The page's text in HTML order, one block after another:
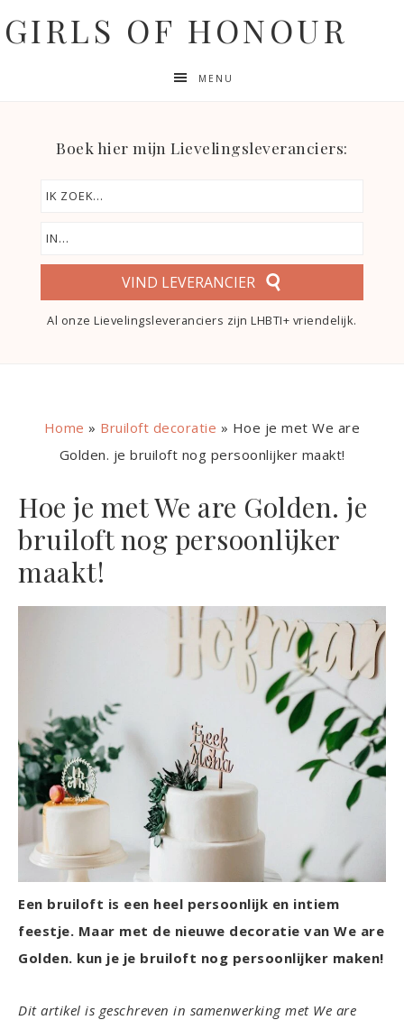
GIRLS OF HONOUR
MENU
Boek hier mijn Lievelingsleveranciers:
VIND LEVERANCIER
Al onze Lievelingsleveranciers zijn LHBTI+ vriendelijk.
Home » Bruiloft decoratie » Hoe je met We are
Golden. je bruiloft nog persoonlijker maakt!
Hoe je met We are Golden. je
bruiloft nog persoonlijker
maakt!
Een bruiloft is een heel persoonlijk en intiem
feestje. Maar met de nieuwe decoratie van We are
Golden. kun je je bruiloft nog persoonlijker maken!
Dit artikel is geschreven in samenwerking met We are